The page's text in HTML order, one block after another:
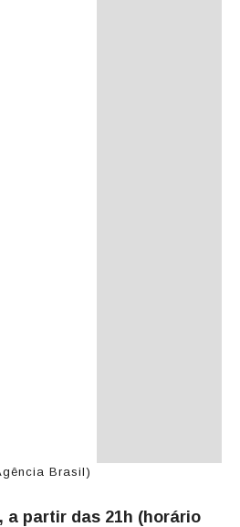
Brasil)
a partir das 21h (horário